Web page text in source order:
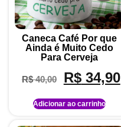
Caneca Café Por que
Ainda é Muito Cedo
Para Cerveja
R$40,00 R$34,90
Adicionar ao carrinho